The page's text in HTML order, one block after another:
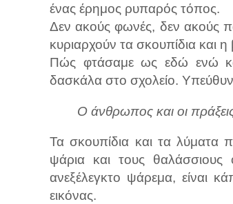
ένας έρημος ρυπαρός τόπος.
Δεν ακούς φωνές, δεν ακούς
κυριαρχούν τα σκουπίδια και η
Πώς φτάσαμε ως εδώ ενώ
δασκάλα στο σχολείο.
Ο άνθρωπος και οι
Τα σκουπίδια και τα λύματα
ψάρια και τους
ανεξέλεγκτο ψάρεμα, είναι
εικόνας.